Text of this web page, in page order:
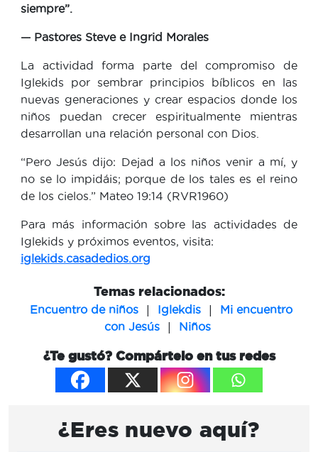
siempre”.
— Pastores Steve e Ingrid Morales
La actividad forma parte del compromiso de
Iglekids por sembrar principios bíblicos en las
nuevas generaciones y crear espacios donde los
niños puedan crecer espiritualmente mientras
desarrollan una relación personal con Dios.
“Pero Jesús dijo: Dejad a los niños venir a mí, y
no se lo impidáis; porque de los tales es el reino
de los cielos.” Mateo 19:14 (RVR1960)
Para más información sobre las actividades de
Iglekids y próximos eventos, visita:
iglekids.casadedios.org
Temas relacionados:
Encuentro de niños | Iglekdis |
Mi encuentro
con Jesús
| Niños
¿Te gustó? Compártelo en tus redes
¿Eres nuevo aquí?